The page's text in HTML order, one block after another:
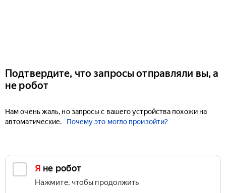
Подтвердите, что запросы отправляли вы, а
не робот
Нам очень жаль, но запросы с вашего устройства похожи на
автоматические.
Почему это могло произойти?
Я не робот
Нажмите, чтобы продолжить